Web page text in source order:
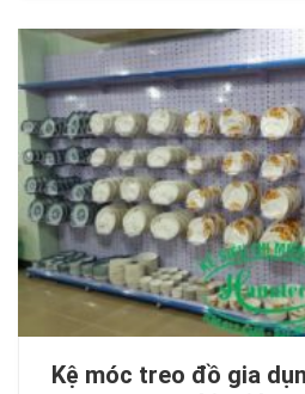
Kệ móc treo đồ gia